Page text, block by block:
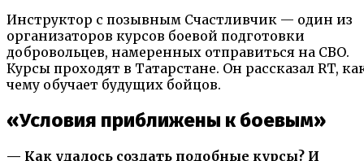
Инструктор с позывным Счастливчик — один из
организаторов курсов боевой подготовки
добровольцев, намеренных отправиться на СВО.
Курсы проходят в Татарстане. Он рассказал RT,
чему обучает будущих бойцов.
«Условия приближены к боевым»
— Как удалось создать подобные курсы? И